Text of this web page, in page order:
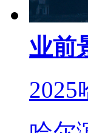
业前
2025